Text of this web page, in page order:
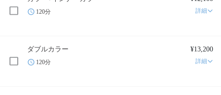
120分 詳細
ダブルカラー ¥13,200
120分 詳細